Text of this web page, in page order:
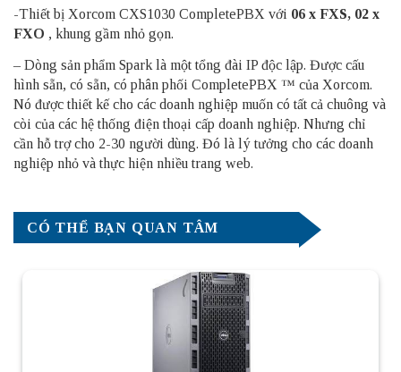
-Thiết bị Xorcom CXS1030 CompletePBX với 06 x FXS, 02 x
FXO , khung gầm nhỏ gọn.
– Dòng sản phẩm Spark là một tổng đài IP độc lập. Được cấu
hình sẵn, có sẵn, có phân phối CompletePBX ™ của Xorcom.
Nó được thiết kế cho các doanh nghiệp muốn có tất cả chuông và
còi của các hệ thống điện thoại cấp doanh nghiệp. Nhưng chỉ
cần hỗ trợ cho 2-30 người dùng. Đó là lý tưởng cho các doanh
nghiệp nhỏ và thực hiện nhiều trang web.
CÓ THỂ BẠN QUAN TÂM